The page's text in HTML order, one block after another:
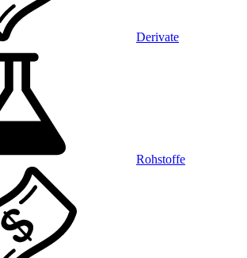
Derivate
Rohstoffe